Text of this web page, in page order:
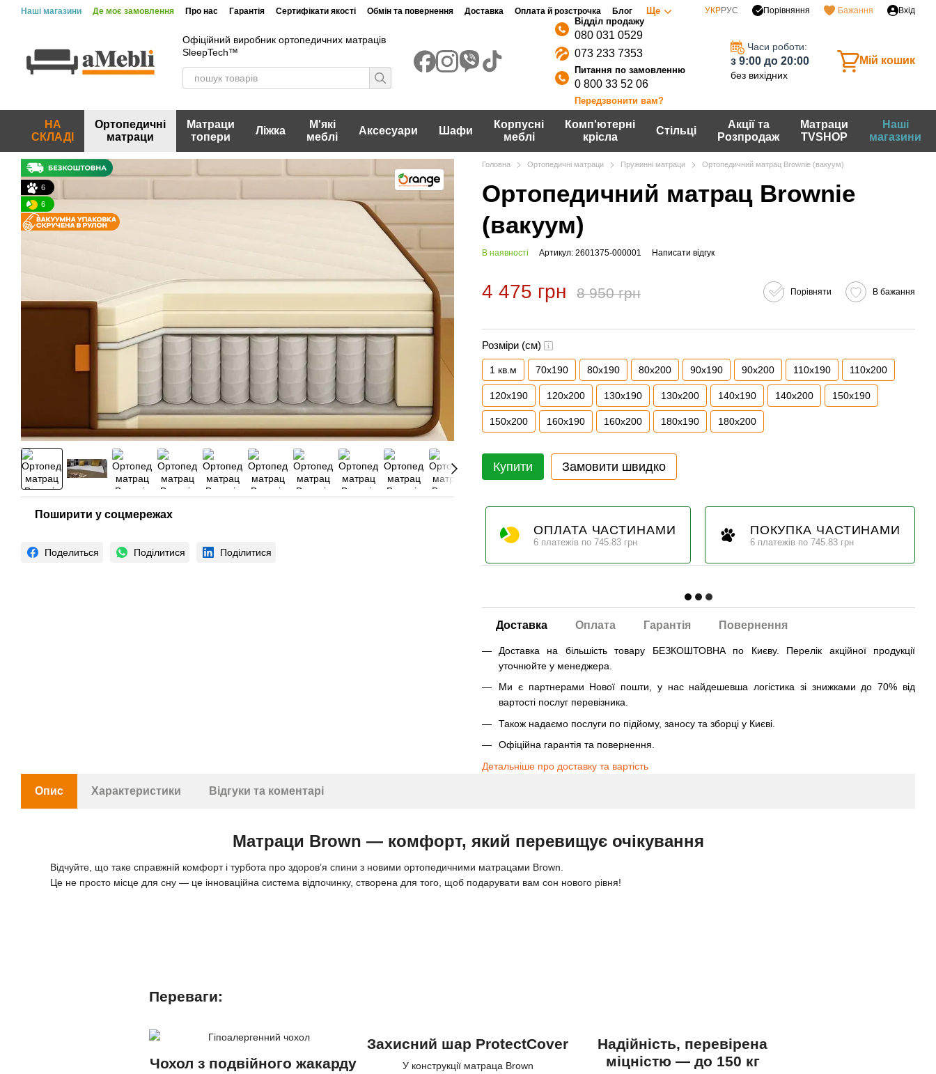
Перейти до основного контенту
Наші магазини Де моє замовлення Про нас Гарантія Сертифікати якості Обмін та повернення Доставка Оплата й розстрочка Блог Ще УКРРУС Порівняння Бажання Вхід
Офіційний виробник ортопедичних матраців
SleepTech™
080 031 0529
073 233 7353
0 800 33 52 06
Передзвонити вам?
Часи роботи:
з 9:00 до 20:00
без вихідних
Мій кошик
НА
СКЛАДІ
Ортопедичні
матраци
Матраци
топери
Ліжка
М'які
меблі
Аксесуари Шафи
Корпусні
меблі
Комп'ютерні
крісла
Стільці
Акції та
Розпродаж
Матраци
TVSHOP
Наші
магазини
6
6
Поширити у соцмережах
Поделиться Поділитися Поділитися
Головна Ортопедичні матраци Пружинні матраци Ортопедичний матрац Brownie (вакуум)
Ортопедичний матрац Brownie
(вакуум)
В наявності Артикул: 2601375-000001 Написати відгук
4 475 грн 8 950 грн Порівняти В бажання
Розміри (см)
1 кв.м 70x190 80x190 80x200 90x190 90x200 110x190 110x200
120x190 120x200 130x190 130x200 140x190 140x200 150x190
150x200 160x190 160x200 180x190 180x200
Купити Замовити швидко
ОПЛАТА ЧАСТИНАМИ
6 платежів по 745.83 грн
ПОКУПКА ЧАСТИНАМИ
6 платежів по 745.83 грн
Доставка Оплата Гарантія Повернення
Доставка на більшість товару БЕЗКОШТОВНА по Києву. Перелік акційної продукції
уточнюйте у менеджера.
Ми є партнерами Нової пошти, у нас найдешевша логістика зі знижками до 70% від
вартості послуг перевізника.
Також надаємо послуги по підйому, заносу та зборці у Києві.
Офіційна гарантія та повернення.
Детальніше про доставку та вартість
Опис Характеристики Відгуки та коментарі
Матраци Brown — комфорт, який перевищує очікування
Відчуйте, що таке справжній комфорт і турбота про здоров’я спини з новими ортопедичними матрацами Brown.
Це не просто місце для сну — це інноваційна система відпочинку, створена для того, щоб подарувати вам сон нового рівня!
Переваги:
Чохол з подвійного жакарду
Захисний шар ProtectCover
У конструкції матраца Brown
Надійність, перевірена
міцністю — до 150 кг